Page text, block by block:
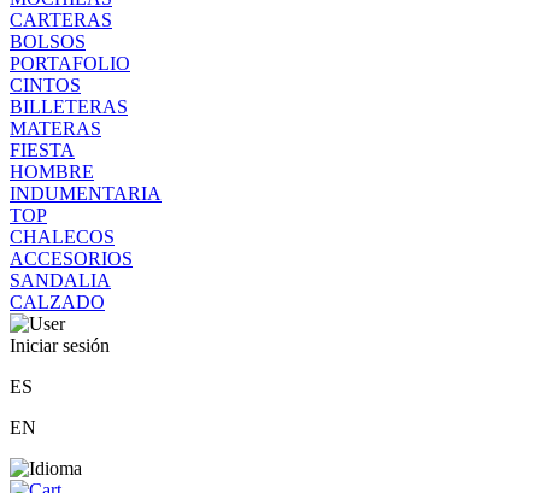
CARTERAS
BOLSOS
PORTAFOLIO
CINTOS
BILLETERAS
MATERAS
FIESTA
HOMBRE
INDUMENTARIA
TOP
CHALECOS
ACCESORIOS
SANDALIA
CALZADO
Iniciar sesión
ES
EN